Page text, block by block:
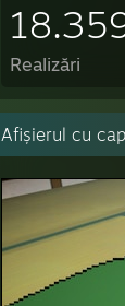
Realizări
Afișierul cu